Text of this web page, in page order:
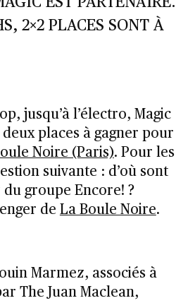
2×2 PLACES SONT À
jusqu’à l’électro, Magic
places à gagner pour
Noire (Paris). Pour les
suivante : d’où sont
groupe Encore! ?
de La Boule Noire.
Marmez, associés à
The Juan Maclean,